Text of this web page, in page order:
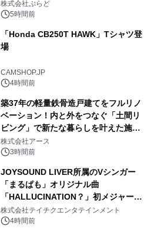
プール グランピングとトレーラーハウ
スの2施設で
株式会社ぷらど
5時間前
「Honda CB250T HAWK」Tシャツ登
場
CAMSHOP.JP
4時間前
築37年の軽量鉄骨造戸建てをフルリノ
ベーション！内と外をつなぐ「土間リ
ビング」で新たな暮らしを叶えた施工
事例を株式会社アースが公開
株式会社アース
3時間前
JOYSOUND LIVER所属のVシンガー
「まるぱも」オリジナル曲
「HALLUCINATION？」初メジャー配
信リリース決定！
株式会社テイチクエンタテインメント
4時間前